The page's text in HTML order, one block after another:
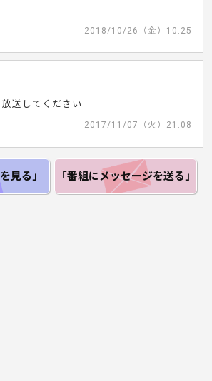
2018/10/26（金）10:25
送してください
2017/11/07（火）21:08
を見る」 「番組にメッセージを送る」